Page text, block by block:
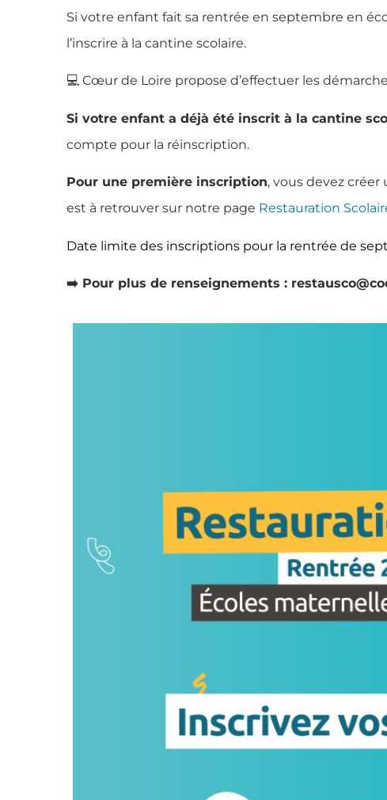
Si votre enfant fait sa rentrée en septembre en
l’inscrire à la cantine scolaire.
💻 Cœur de Loire propose d’effectuer les
Si votre enfant a déjà été inscrit à la cantine
compte pour la réinscription.
Pour une première inscription, vous devez
est à retrouver sur notre page Restauration
Date limite des inscriptions pour la rentrée de
➡️ Pour plus de renseignements :